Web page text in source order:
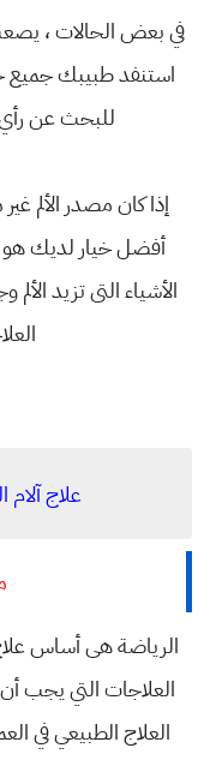
في بعض الحالات ،
استنفد طبيبك
للبحث عن رأي
إذا كان مصدر الألم
أفضل خيار لديك
الأشياء التى تزيد
علاج آلام
الرياضة هى أساس علاج
العلاجات التي يجب
العلاج الطبيعي في